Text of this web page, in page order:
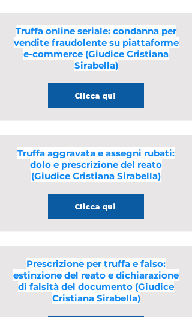
Truffa online seriale: condanna per
vendite fraudolente su piattaforme
e-commerce (Giudice Cristiana
Sirabella)
Clicca qui
Truffa aggravata e assegni rubati:
dolo e prescrizione del reato
(Giudice Cristiana Sirabella)
Clicca qui
Prescrizione per truffa e falso:
estinzione del reato e dichiarazione
di falsità del documento (Giudice
Cristiana Sirabella)